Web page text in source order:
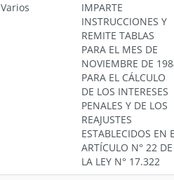
Varios
IMPARTE
INSTRUCCIONES Y
REMITE TABLAS
PARA EL MES DE
NOVIEMBRE DE
PARA EL CÁLCULO
DE LOS INTERESES
PENALES Y DE LOS
REAJUSTES
ESTABLECIDOS EN
ARTÍCULO N° 22 DE
LA LEY N° 17.322